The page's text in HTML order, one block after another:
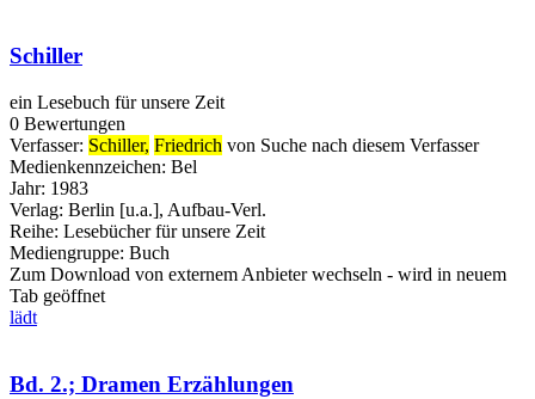
Schiller
ein Lesebuch für unsere Zeit
0 Bewertungen
Verfasser: Schiller, Friedrich von Suche nach diesem Verfasser
Medienkennzeichen: Bel
Jahr: 1983
Verlag: Berlin [u.a.], Aufbau-Verl.
Reihe: Lesebücher für unsere Zeit
Mediengruppe: Buch
Zum Download von externem Anbieter wechseln - wird in neuem
Tab geöffnet
lädt
Bd. 2.; Dramen Erzählungen